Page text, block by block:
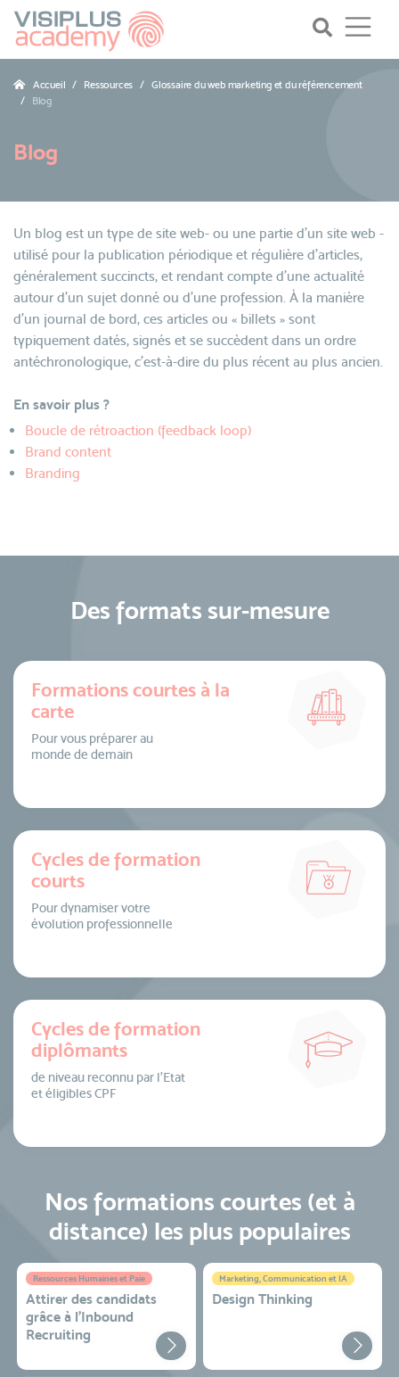
Accueil Ressources
Glossaire du web marketing et du référencement
Blog
Blog
Un blog est un type de site web- ou une partie d'un site web -
utilisé pour la publication périodique et régulière d'articles,
généralement succincts, et rendant compte d'une actualité
autour d'un sujet donné ou d'une profession. À la manière
d'un journal de bord, ces articles ou « billets » sont
typiquement datés, signés et se succèdent dans un ordre
antéchronologique, c'est-à-dire du plus récent au plus ancien.
En savoir plus ?
Boucle de rétroaction (feedback loop)
Brand content
Branding
Des formats sur-mesure
Formations courtes à la
carte
Pour vous préparer au
monde de demain
Cycles de formation
courts
Pour dynamiser votre
évolution professionnelle
Cycles de formation
diplômants
de niveau reconnu par l’Etat
et éligibles CPF
Nos formations courtes (et à
distance) les plus populaires
Ressources Humaines et Paie
Attirer des candidats
grâce à l’Inbound
Recruiting
Marketing, Communication et IA
Design Thinking